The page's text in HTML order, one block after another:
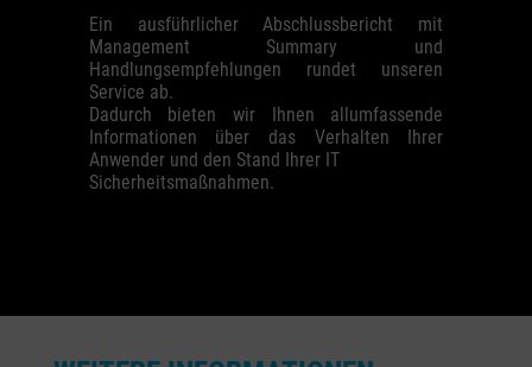
Ein ausführlicher Abschlussbericht mit
Management Summary und
Handlungsempfehlungen rundet unseren
Service ab.
Dadurch bieten wir Ihnen allumfassende
Informationen über das Verhalten Ihrer
Anwender und den Stand Ihrer IT
Sicherheitsmaßnahmen.